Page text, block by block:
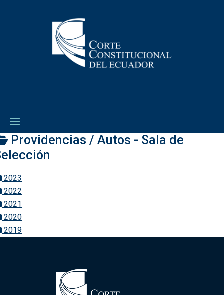
Providencias / Autos - Sala de
2023
2022
2021
2020
2019